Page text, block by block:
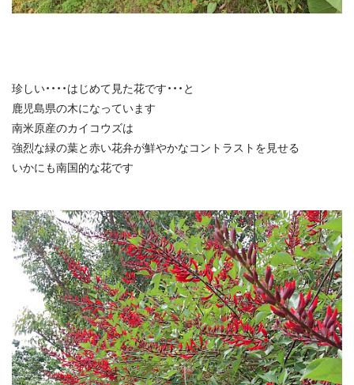
珍しい・・・・はじめて見た花です・・・と
鹿児島県の木になっています
南米原産のカイコウズは
強烈な緑の葉と赤い花弁が鮮やかなコントラストを見せる
いかにも南国的な花です